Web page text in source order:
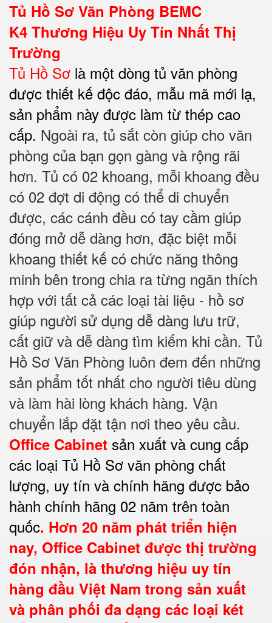
Tủ Hồ Sơ Văn Phòng BEMC
K4 Thương Hiệu Uy Tín Nhất Thị
Trường
Tủ Hồ Sơ là một dòng tủ văn phòng
được thiết kế độc đáo, mẫu mã mới lạ,
sản phẩm này được làm từ thép cao
cấp. Ngoài ra, tủ sắt còn giúp cho văn
phòng của bạn gọn gàng và rộng rãi
hơn. Tủ có 02 khoang, mỗi khoang đều
có 02 đợt di động có thể di chuyển
được, các cánh đều có tay cầm giúp
đóng mở dễ dàng hơn, đặc biệt mỗi
khoang thiết kế có chức năng thông
minh bên trong chia ra từng ngăn thích
hợp với tất cả các loại tài liệu - hồ sơ
giúp người sử dụng dễ dàng lưu trữ,
cất giữ và dễ dàng tìm kiếm khi cần. Tủ
Hồ Sơ Văn Phòng luôn đem đến những
sản phẩm tốt nhất cho người tiêu dùng
và làm hài lòng khách hàng. Vận
chuyển lắp đặt tận nơi theo yêu cầu.
Office Cabinet sản xuất và cung cấp
các loại Tủ Hồ Sơ văn phòng chất
lượng, uy tín và chính hãng được bảo
hành chính hãng 02 năm trên toàn
quốc. Hơn 20 năm phát triển hiện
nay, Office Cabinet được thị trường
đón nhận, là thương hiệu uy tín
hàng đầu Việt Nam trong sản xuất
và phân phối đa dạng các loại két